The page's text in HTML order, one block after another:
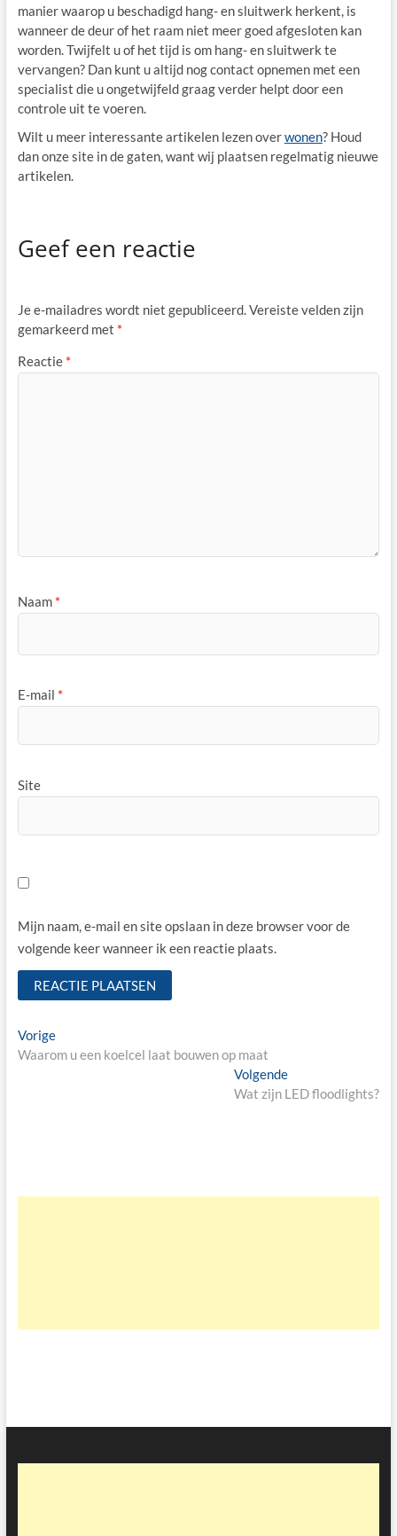
manier waarop u beschadigd hang- en sluitwerk herkent, is
wanneer de deur of het raam niet meer goed afgesloten kan
worden. Twijfelt u of het tijd is om hang- en sluitwerk te
vervangen? Dan kunt u altijd nog contact opnemen met een
specialist die u ongetwijfeld graag verder helpt door een
controle uit te voeren.
Wilt u meer interessante artikelen lezen overwonen? Houd
dan onze site in de gaten, want wij plaatsen regelmatig nieuwe
artikelen.
Geef een reactie
Je e-mailadres wordt niet gepubliceerd.Vereiste velden zijn
gemarkeerd met *
Reactie *
Naam *
E-mail *
Site
Mijn naam, e-mail en site opslaan in deze browser voor de
volgende keer wanneer ik een reactie plaats.
Bericht
navigatie
VorigeVorige
bericht:
Waarom u een koelcel laat bouwen op maat
VolgendeVolgende
bericht:
Wat zijn LED floodlights?